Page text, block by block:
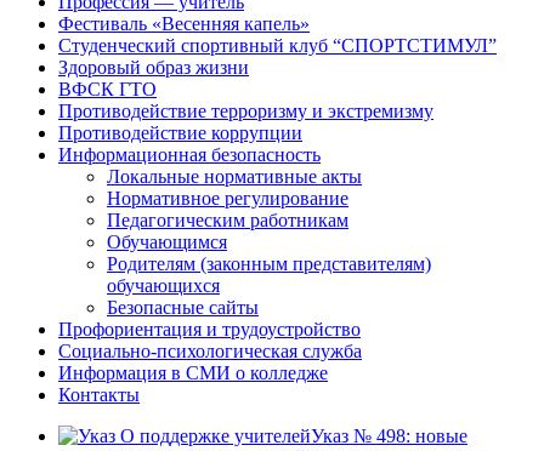
Фестиваль «Весенняя капель»
Студенческий спортивный клуб “СПОРТСТИМУЛ”
Здоровый образ жизни
ВФСК ГТО
Противодействие терроризму и экстремизму
Противодействие коррупции
Информационная безопасность
Локальные нормативные акты
Нормативное регулирование
Педагогическим работникам
Обучающимся
Родителям (законным представителям)
обучающихся
Безопасные сайты
Профориентация и трудоустройство
Социально-психологическая служба
Информация в СМИ о колледже
Контакты
Указ № 498: новые